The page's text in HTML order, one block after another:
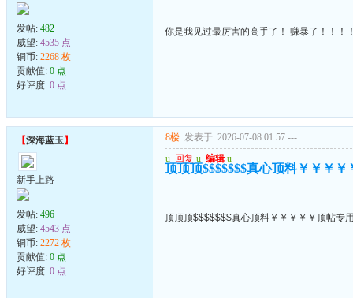
发帖: 482
威望: 4535 点
铜币: 2268 枚
贡献值: 0 点
好评度: 0 点
你是我见过最厉害的高手了！ 赚暴了！！！
【深海蓝玉】
新手上路
发帖: 496
威望: 4543 点
铜币: 2272 枚
贡献值: 0 点
好评度: 0 点
8楼 发表于: 2026-07-08 01:57 ---
u 回复 u 编辑 u
顶顶顶$$$$$$$真心顶料￥￥￥￥
顶顶顶$$$$$$$真心顶料￥￥￥￥￥顶帖专